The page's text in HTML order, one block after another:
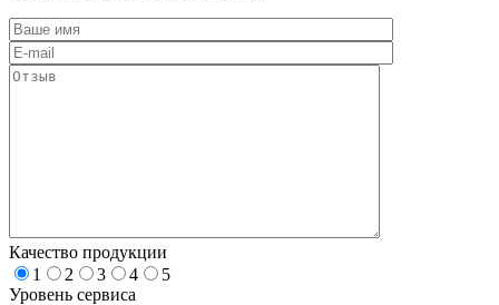
Качество продукции
1
2 3 4
5
Уровень сервиса